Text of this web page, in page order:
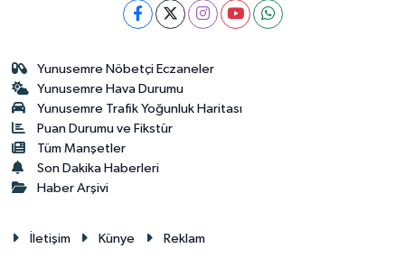
Yunusemre Nöbetçi Eczaneler
Yunusemre Hava Durumu
Yunusemre Trafik Yoğunluk Haritası
Puan Durumu ve Fikstür
Tüm Manşetler
Son Dakika Haberleri
Haber Arşivi
İletişim Künye Reklam